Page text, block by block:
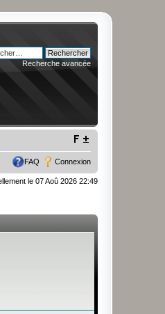
Recherche avancée
FAQ Connexion
le 07 Aoû 2026 22:49